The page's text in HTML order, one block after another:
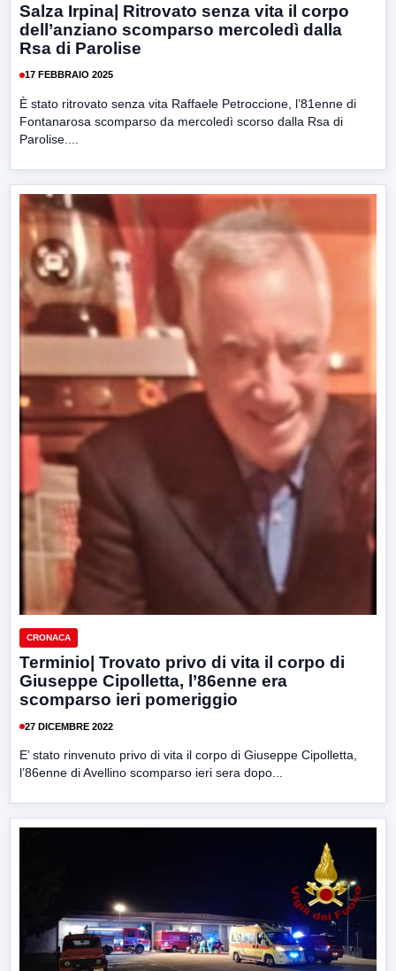
Salza Irpina| Ritrovato senza vita il corpo
dell’anziano scomparso mercoledì dalla
Rsa di Parolise
17 FEBBRAIO 2025
È stato ritrovato senza vita Raffaele Petroccione, l’81enne di
Fontanarosa scomparso da mercoledì scorso dalla Rsa di
Parolise....
CRONACA
Terminio| Trovato privo di vita il corpo di
Giuseppe Cipolletta, l’86enne era
scomparso ieri pomeriggio
27 DICEMBRE 2022
E’ stato rinvenuto privo di vita il corpo di Giuseppe Cipolletta,
l’86enne di Avellino scomparso ieri sera dopo...